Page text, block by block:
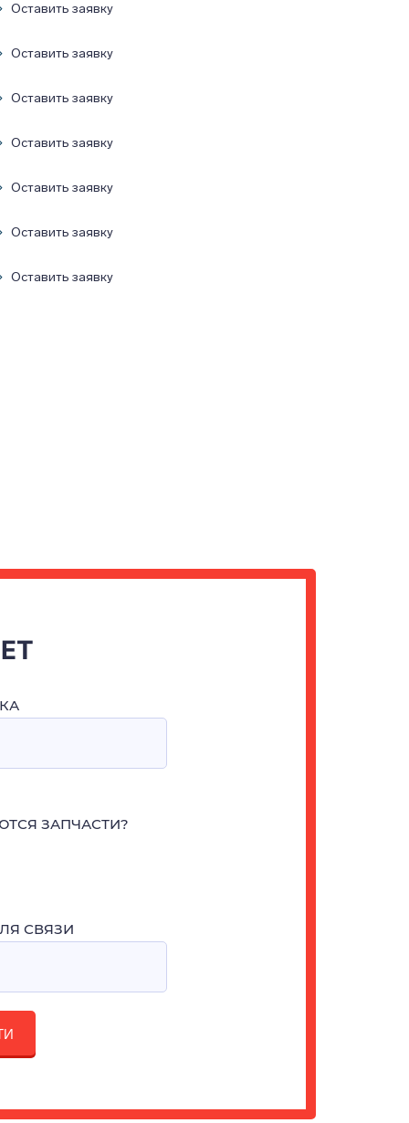
Оставить заявку
Оставить заявку
Оставить заявку
Оставить заявку
Оставить заявку
Оставить заявку
Оставить заявку
ЗАПЧАСТИ?
СВЯЗИ